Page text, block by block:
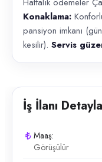
Konaklama:
pansiyon imkanı
kesilir). Servis
İş İlanı
Maaş:
Görüşülür